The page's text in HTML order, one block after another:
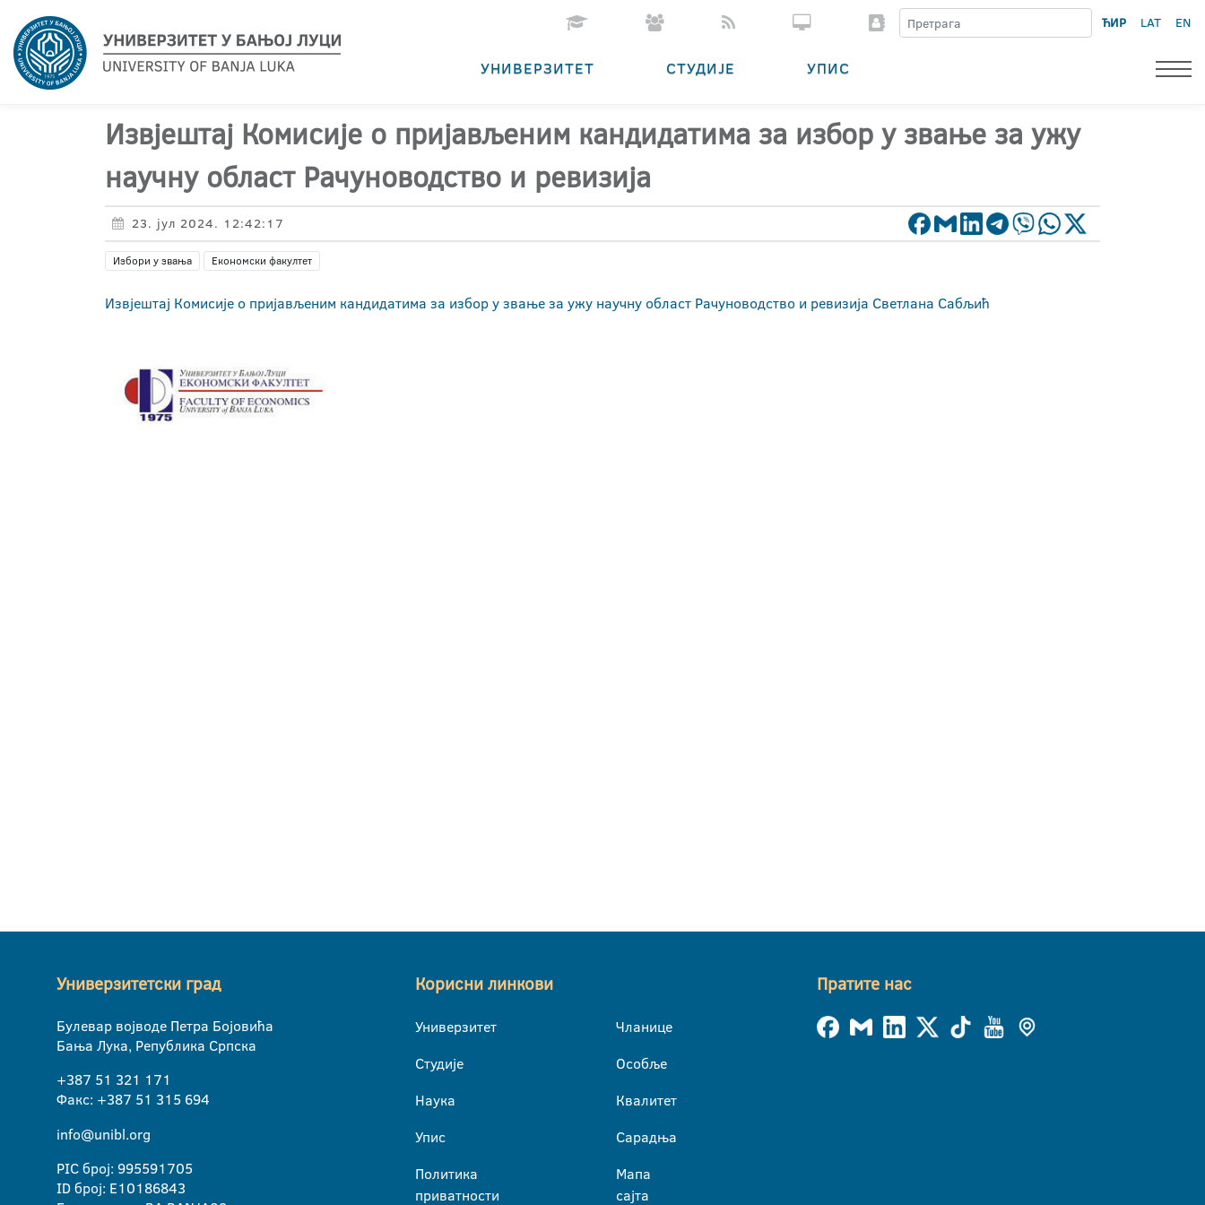
ЋИР LAT EN
УНИВЕРЗИТЕТ СТУДИЈЕ УПИС
Извјештај Комисије о пријављеним кандидатима за избор у звање за ужу
научну област Рачуноводство и ревизија
23. јул 2024. 12:42:17
Избори у звања Економски факултет
Извјештај Комисије о пријављеним кандидатима за избор у звање за ужу научну област Рачуноводство и ревизија Светлана Сабљић
Универзитетски град
Булевар војводе Петра Бојовића
Бања Лука, Република Српска
+387 51 321 171
Факс: +387 51 315 694
info@unibl.org
PIC број: 995591705
ID број: E10186843
Корисни линкови
Универзитет
Студије
Наука
Упис
Политика
приватности
Чланице
Особље
Квалитет
Сарадња
Мапа
сајта
Пратите нас